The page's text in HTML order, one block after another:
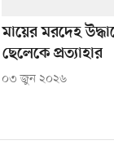
মায়ের মরদেহ
ছেলেকে প্রত্যাহার
০৩ জুন ২০২৬